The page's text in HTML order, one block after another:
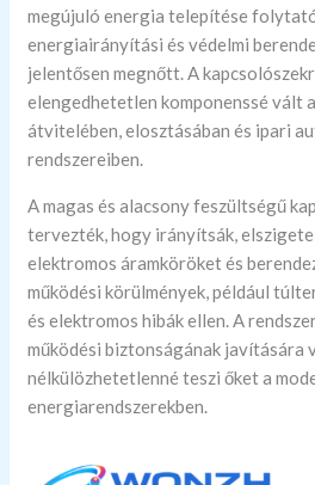
megújuló energia telepítése
energiairányítási és védelmi
jelentősen megnőtt. A
elengedhetetlen komponenssé vált
átvitelében, elosztásában és ipari
rendszereiben.
A magas és alacsony feszültségű
tervezték, hogy irányítsák,
elektromos áramköröket és
működési körülmények, például
és elektromos hibák ellen. A
működési biztonságának javítására
nélkülözhetetlenné teszi őket a
energiarendszerekben.